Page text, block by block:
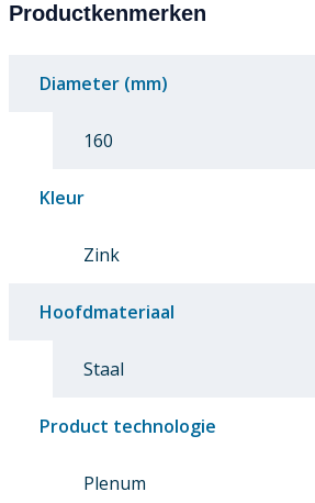
Productkenmerken
Diameter (mm)
160
Kleur
Zink
Hoofdmateriaal
Staal
Product technologie
Plenum